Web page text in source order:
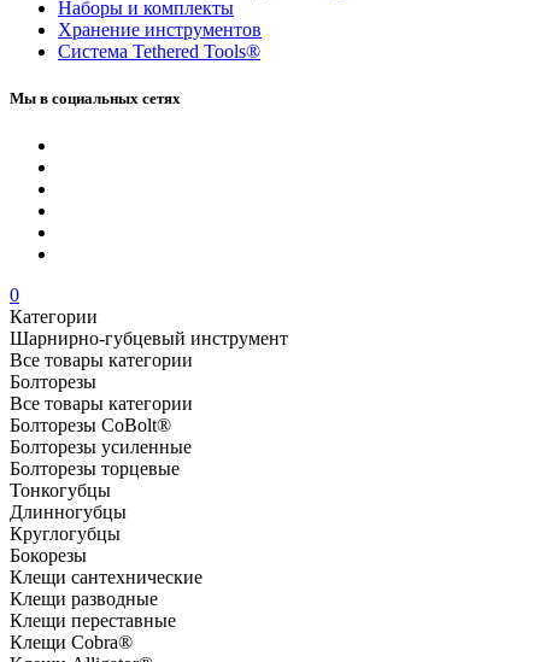
Наборы и комплекты
Хранение инс­тру­мен­тов
Система Tethered Tools®
Мы в социальных сетях
0
Категории
Шарнирно-губцевый инструмент
Все товары категории
Болторезы
Все товары категории
Болторезы CoBolt®
Болторезы усиленные
Болторезы торцевые
Тонкогубцы
Длинногубцы
Круглогубцы
Бокорезы
Клещи сантехнические
Клещи разводные
Клещи переставные
Клещи Cobra®